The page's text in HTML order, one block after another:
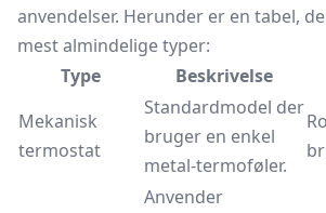
anvendelser. Herunder er en tabel,
mest almindelige typer:
Type
Beskrivelse
Mekanisk
termostat
Standardmodel der
bruger en enkel
metal-termoføler.
Anvender